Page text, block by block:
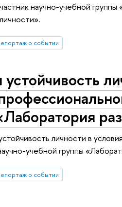
научно-учебной
о событии
личности в
учебной группы
о событии